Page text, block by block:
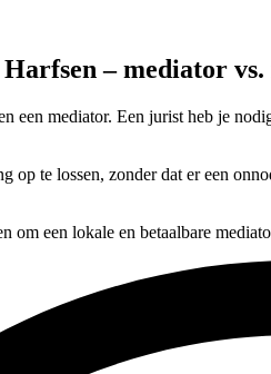
– mediator
een mediator. Een jurist heb je
te lossen, zonder dat er een
om een lokale en betaalbare